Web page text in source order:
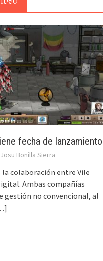
fecha de lanzamiento
Josu Bonilla Sierra
la colaboración entre Vile
Ambas compañías
gestión no convencional, al